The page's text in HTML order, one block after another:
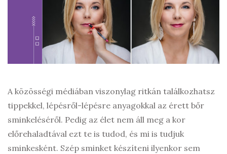
A közösségi médiában viszonylag ritkán találkozhatsz
tippekkel, lépésről-lépésre anyagokkal az érett bőr
sminkeléséről. Pedig az élet nem áll meg a kor
előrehaladtával ezt te is tudod, és mi is tudjuk
sminkesként. Szép sminket készíteni ilyenkor sem